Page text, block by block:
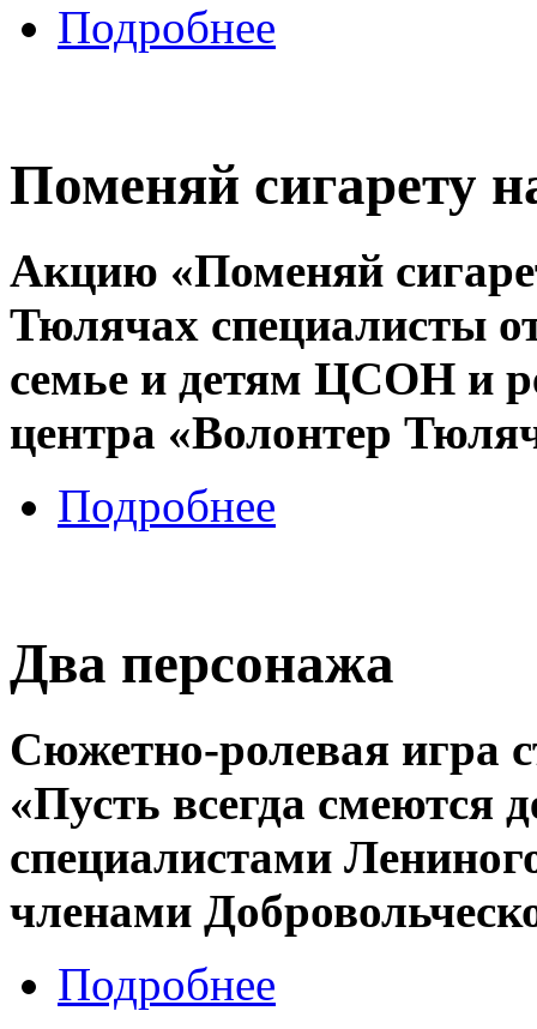
Подробнее
Поменяй сигарету
Акцию «Поменяй
Тюлячах специалисты
семье и детям ЦСОН и
центра «Волонтер
Подробнее
Два персонажа
Сюжетно-ролевая игра
«Пусть всегда смеются
специалистами
членами
Подробнее